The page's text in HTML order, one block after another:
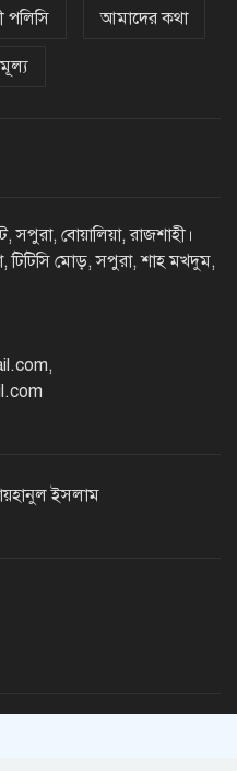
ও বিভিন্ন অপরাধমুক্ত
বিশেষ অভিযানে
গ্রেপ্তার
দিন: প্রধানমন্ত্রী
পলিসি আমাদের কথা
মূল্য
সপুরা, বোয়ালিয়া, রাজশাহী।
টিটিসি মোড়, সপুরা, শাহ মখদুম,
,
ইসলাম
. All rights reserved.